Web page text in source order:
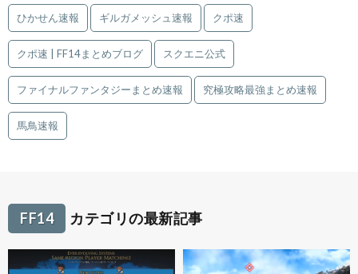
ひかせん速報 ギルガメッシュ速報 クポ速
クポ速 | FF14まとめブログ スクエニ公式
ファイナルファンタジーまとめ速報 究極攻略最強まとめ速報
馬鳥速報
FF14 カテゴリの最新記事